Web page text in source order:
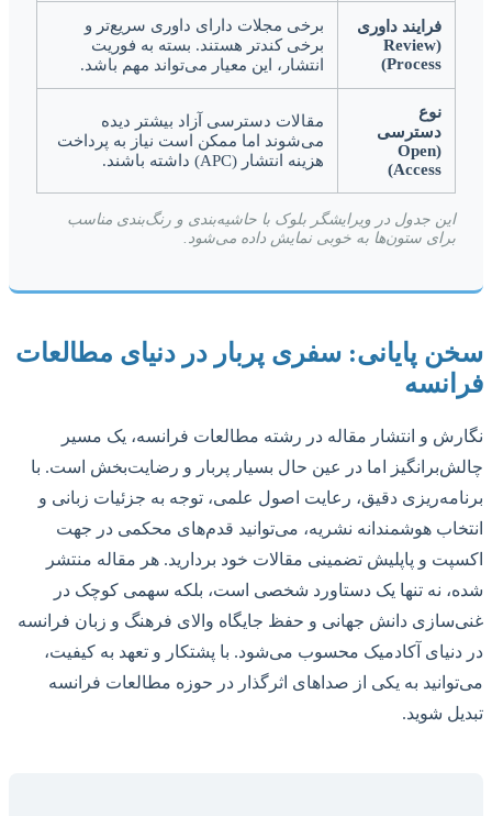
فرایند داوری
(Review
Process)
برخی مجلات دارای داوری سریع‌تر و
برخی کندتر هستند. بسته به فوریت
انتشار، این معیار می‌تواند مهم باشد.
نوع
دسترسی
(Open
Access)
مقالات دسترسی آزاد بیشتر دیده
می‌شوند اما ممکن است نیاز به پرداخت
هزینه انتشار (APC) داشته باشند.
این جدول در ویرایشگر بلوک با حاشیه‌بندی و رنگ‌بندی مناسب
برای ستون‌ها به خوبی نمایش داده می‌شود.
سخن پایانی: سفری پربار در دنیای مطالعات
فرانسه
نگارش و انتشار مقاله در رشته مطالعات فرانسه، یک مسیر
چالش‌برانگیز اما در عین حال بسیار پربار و رضایت‌بخش است. با
برنامه‌ریزی دقیق، رعایت اصول علمی، توجه به جزئیات زبانی و
انتخاب هوشمندانه نشریه، می‌توانید قدم‌های محکمی در جهت
اکسپت و پاپلیش تضمینی مقالات خود بردارید. هر مقاله منتشر
شده، نه تنها یک دستاورد شخصی است، بلکه سهمی کوچک در
غنی‌سازی دانش جهانی و حفظ جایگاه والای فرهنگ و زبان فرانسه
در دنیای آکادمیک محسوب می‌شود. با پشتکار و تعهد به کیفیت،
می‌توانید به یکی از صداهای اثرگذار در حوزه مطالعات فرانسه
تبدیل شوید.